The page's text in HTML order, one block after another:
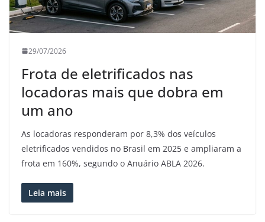
29/07/2026
Frota de eletrificados nas
locadoras mais que dobra em
um ano
As locadoras responderam por 8,3% dos veículos
eletrificados vendidos no Brasil em 2025 e ampliaram a
frota em 160%, segundo o Anuário ABLA 2026.
Leia mais